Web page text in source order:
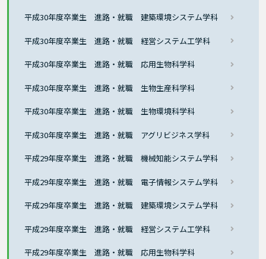
平成30年度卒業生 進路・就職 建築環境システム学科
平成30年度卒業生 進路・就職 経営システム工学科
平成30年度卒業生 進路・就職 応用生物科学科
平成30年度卒業生 進路・就職 生物生産科学科
平成30年度卒業生 進路・就職 生物環境科学科
平成30年度卒業生 進路・就職 アグリビジネス学科
平成29年度卒業生 進路・就職 機械知能システム学科
平成29年度卒業生 進路・就職 電子情報システム学科
平成29年度卒業生 進路・就職 建築環境システム学科
平成29年度卒業生 進路・就職 経営システム工学科
平成29年度卒業生 進路・就職 応用生物科学科